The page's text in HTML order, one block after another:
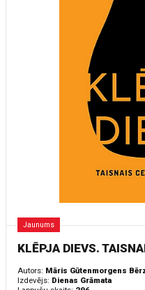
Jaunums
KLĒPJA DIEVS.
Autors: Māris Gūtenmorgens
Izdevējs: Dienas Grāmata